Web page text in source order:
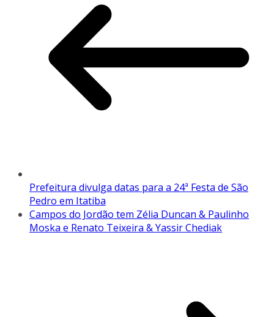
Prefeitura divulga datas para a 24ª Festa de São
Pedro em Itatiba
Campos do Jordão tem Zélia Duncan & Paulinho
Moska e Renato Teixeira & Yassir Chediak